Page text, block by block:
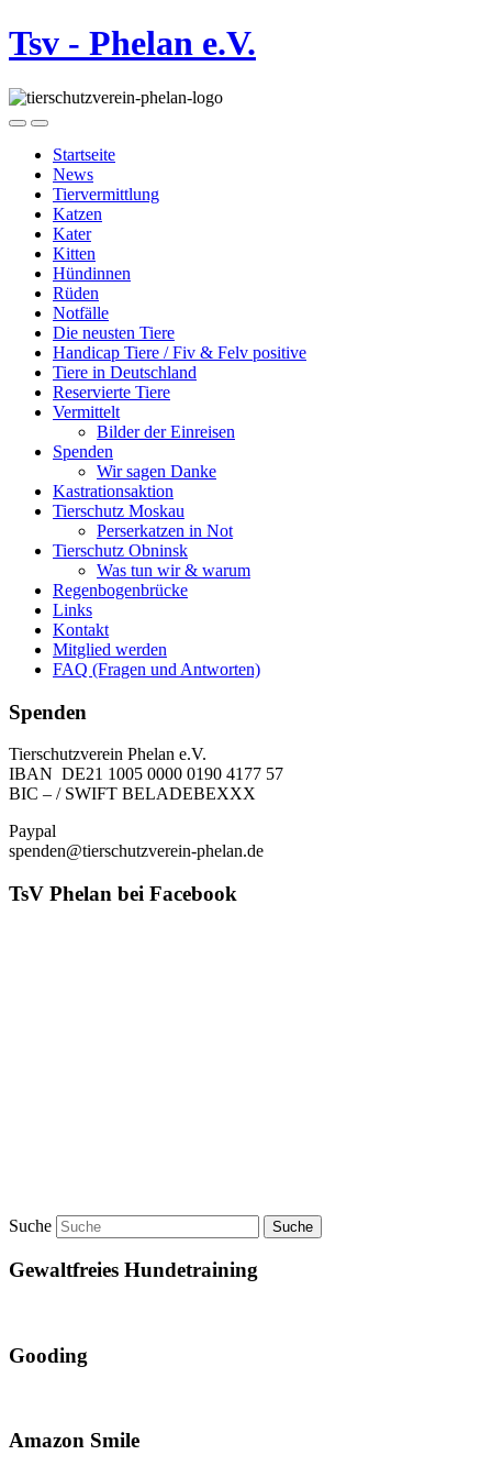
Tsv - Phelan e.V.
Startseite
News
Tiervermittlung
Katzen
Kater
Kitten
Hündinnen
Rüden
Notfälle
Die neusten Tiere
Handicap Tiere / Fiv & Felv positive
Tiere in Deutschland
Reservierte Tiere
Vermittelt
Bilder der Einreisen
Spenden
Wir sagen Danke
Kastrationsaktion
Tierschutz Moskau
Perserkatzen in Not
Tierschutz Obninsk
Was tun wir & warum
Regenbogenbrücke
Links
Kontakt
Mitglied werden
FAQ (Fragen und Antworten)
Spenden
Tierschutzverein Phelan e.V.
IBAN DE21 1005 0000 0190 4177 57
BIC – / SWIFT BELADEBEXXX
Paypal
spenden@tierschutzverein-phelan.de
TsV Phelan bei Facebook
Suche
Gewaltfreies Hundetraining
Gooding
Amazon Smile